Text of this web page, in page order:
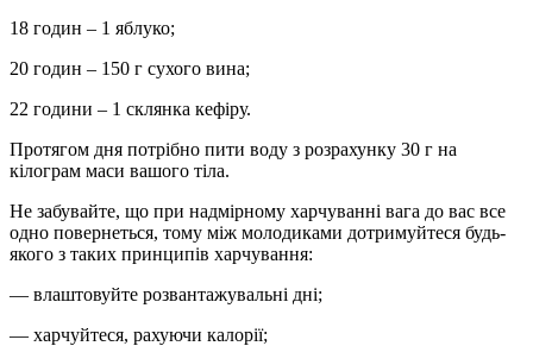
18 годин – 1 яблуко;
20 годин – 150 г сухого вина;
22 години – 1 склянка кефіру.
Протягом дня потрібно пити воду з розрахунку 30 г на
кілограм маси вашого тіла.
Не забувайте, що при надмірному харчуванні вага до вас все
одно повернеться, тому між молодиками дотримуйтеся будь-
якого з таких принципів харчування:
— влаштовуйте розвантажувальні дні;
— харчуйтеся, рахуючи калорії;